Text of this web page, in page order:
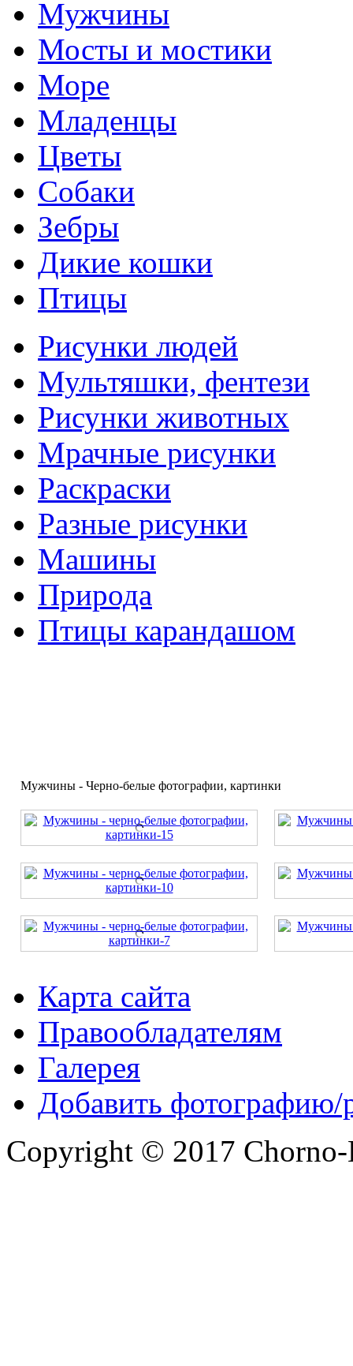
Мужчины
Мосты и мостики
Море
Младенцы
Цветы
Собаки
Зебры
Дикие кошки
Птицы
Рисунки людей
Мультяшки, фентези
Рисунки животных
Мрачные рисунки
Раскраски
Разные рисунки
Машины
Природа
Птицы карандашом
Мужчины - Черно-белые фотографии, картинки
Карта сайта
Правообладателям
Галерея
Добавить фотографию/
Copyright © 2017